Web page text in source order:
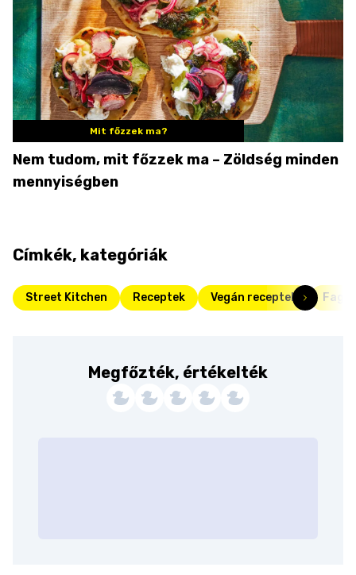
Mit főzzek ma?
Nem tudom, mit főzzek ma – Zöldség minden
mennyiségben
Címkék, kategóriák
Street Kitchen Receptek Vegán receptek
Megfőzték, értékelték